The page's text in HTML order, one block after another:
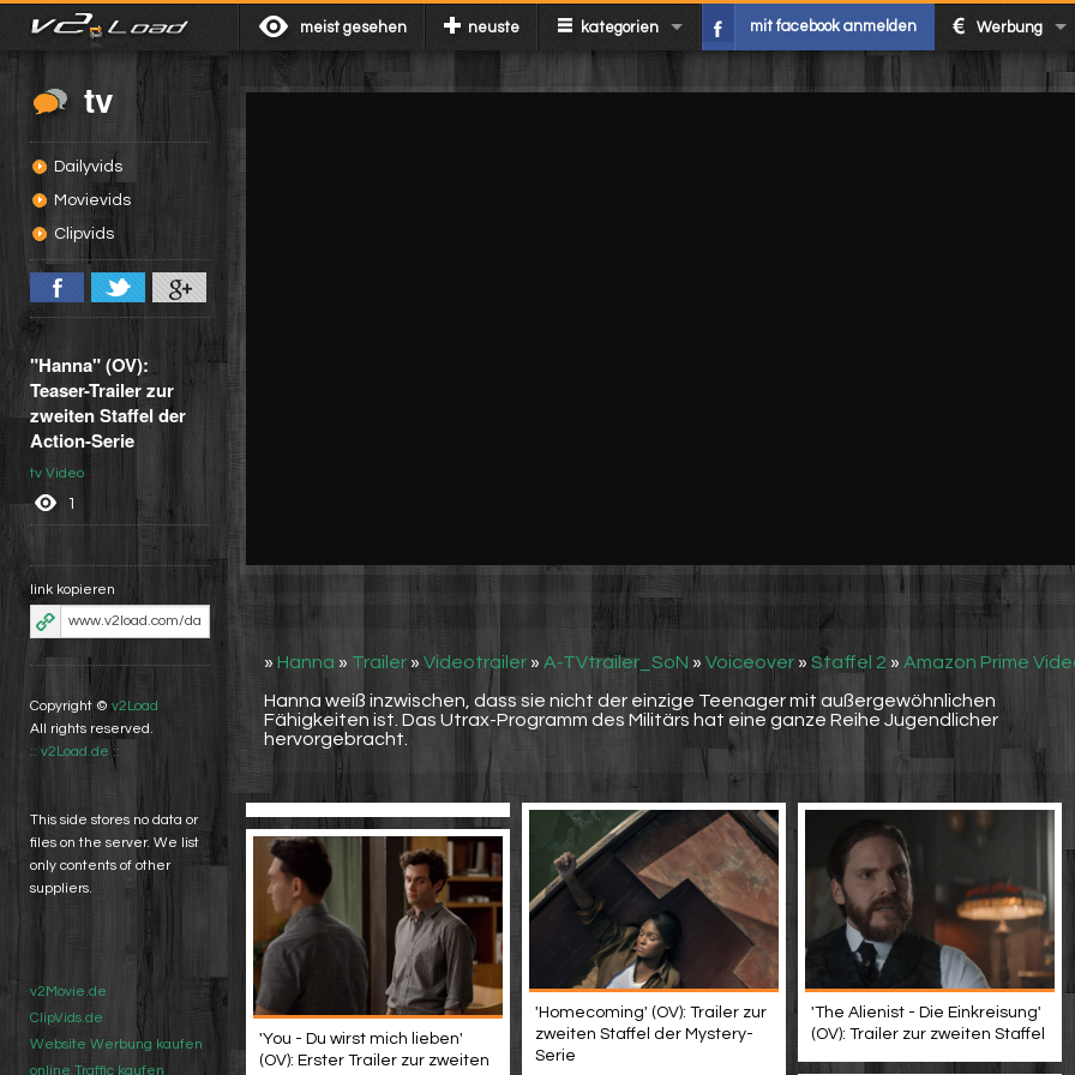
meist gesehen neuste kategorien mit facebook anmelden Werbung
tv
Dailyvids
Movievids
Clipvids
"Hanna" (OV):
Teaser-Trailer zur
zweiten Staffel der
Action-Serie
tv Video
1
link kopieren
Copyright © v2Load
All rights reserved.
:: v2Load.de ::
This side stores no data or
files on the server. We list
only contents of other
suppliers.
v2Movie.de
ClipVids.de
Website Werbung kaufen
online Traffic kaufen
» Hanna » Trailer » Videotrailer » A-TVtrailer_SoN » Voiceover » Staffel 2 » Amazon Prime
Hanna weiß inzwischen, dass sie nicht der einzige Teenager mit außergewöhnlichen
Fähigkeiten ist. Das Utrax-Programm des Militärs hat eine ganze Reihe Jugendlicher
hervorgebracht.
'Homecoming' (OV): Trailer zur
zweiten Staffel der Mystery-
Serie
'The Alienist - Die Einkreisung'
(OV): Trailer zur zweiten Staffel
'You - Du wirst mich lieben'
(OV): Erster Trailer zur zweiten